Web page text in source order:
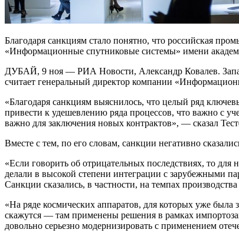
Благодаря санкциям стало понятно, что российская
«Информационные спутниковые системы» имени
ДУБАЙ, 9 ноя — РИА Новости, Александр Ковалев.
считает генеральный директор компании
«Благодаря санкциям выяснилось, что целый ряд
привести к удешевлению ряда процессов, что важно с
важно для заключения новых контрактов», — сказал
Вместе с тем, по его словам, санкции негативно
«Если говорить об отрицательных последствиях, то
делали в высокой степени интеграции с зарубежными
Санкции сказались, в частности, на темпах
«На ряде космических аппаратов, для которых уже
скажутся — там применены решения в рамках
довольно серьезно модернизировать с применением